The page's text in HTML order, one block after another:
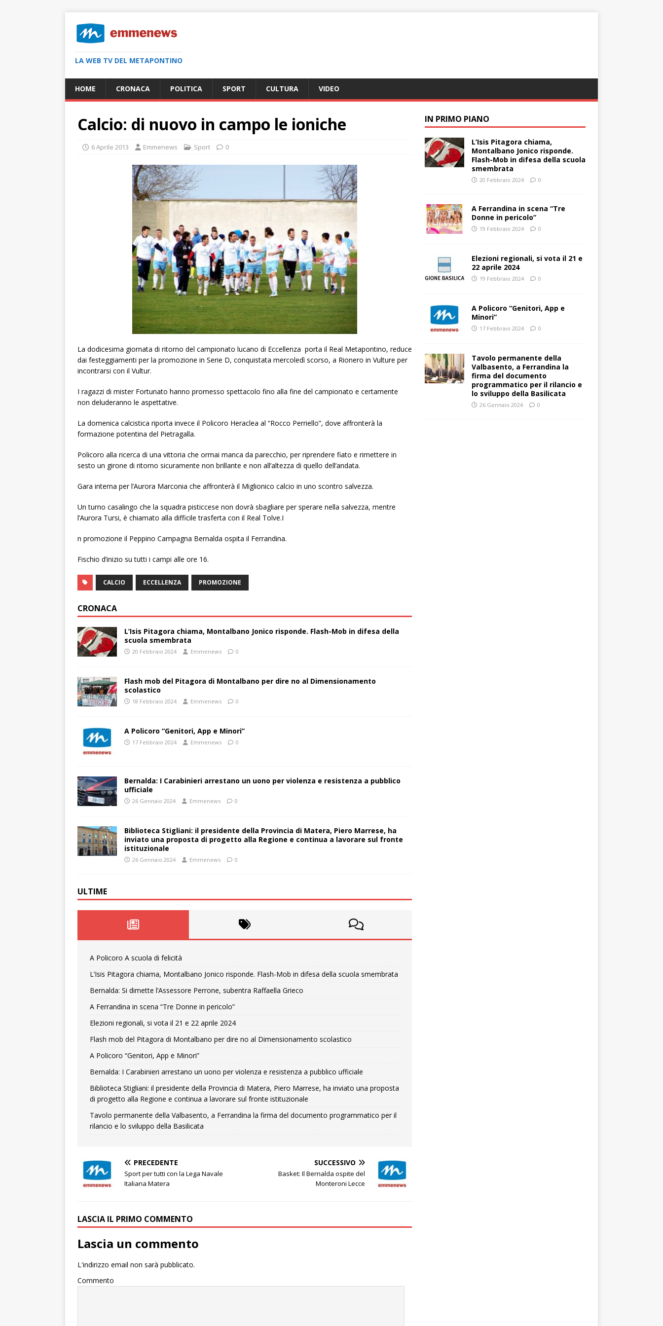
LA WEB TV DEL METAPONTINO
HOME CRONACA POLITICA SPORT CULTURA VIDEO
Calcio: di nuovo in campo le ioniche
6 Aprile 2013 Emmenews Sport 0
La dodicesima giornata di ritorno del campionato lucano di Eccellenza porta il Real Metapontino, reduce
dai festeggiamenti per la promozione in Serie D, conquistata mercoledì scorso, a Rionero in Vulture per
incontrarsi con il Vultur.
I ragazzi di mister Fortunato hanno promesso spettacolo fino alla fine del campionato e certamente
non deluderanno le aspettative.
La domenica calcistica riporta invece il Policoro Heraclea al “Rocco Perriello”, dove affronterà la
formazione potentina del Pietragalla.
Policoro alla ricerca di una vittoria che ormai manca da parecchio, per riprendere fiato e rimettere in
sesto un girone di ritorno sicuramente non brillante e non all’altezza di quello dell’andata.
Gara interna per l’Aurora Marconia che affronterà il Miglionico calcio in uno scontro salvezza.
Un turno casalingo che la squadra pisticcese non dovrà sbagliare per sperare nella salvezza, mentre
l’Aurora Tursi, è chiamato alla difficile trasferta con il Real Tolve.I
n promozione il Peppino Campagna Bernalda ospita il Ferrandina.
Fischio d’inizio su tutti i campi alle ore 16.
CALCIO ECCELLENZA PROMOZIONE
CRONACA
L’Isis Pitagora chiama, Montalbano Jonico risponde. Flash-Mob in difesa della
scuola smembrata
20 Febbraio 2024 Emmenews 0
Flash mob del Pitagora di Montalbano per dire no al Dimensionamento
scolastico
18 Febbraio 2024 Emmenews 0
A Policoro “Genitori, App e Minori”
17 Febbraio 2024 Emmenews 0
Bernalda: I Carabinieri arrestano un uono per violenza e resistenza a pubblico
ufficiale
26 Gennaio 2024 Emmenews 0
Biblioteca Stigliani: il presidente della Provincia di Matera, Piero Marrese, ha
inviato una proposta di progetto alla Regione e continua a lavorare sul fronte
istituzionale
26 Gennaio 2024 Emmenews 0
ULTIME
A Policoro A scuola di felicità
L’Isis Pitagora chiama, Montalbano Jonico risponde. Flash-Mob in difesa della scuola smembrata
Bernalda: Si dimette l’Assessore Perrone, subentra Raffaella Grieco
A Ferrandina in scena “Tre Donne in pericolo”
Elezioni regionali, si vota il 21 e 22 aprile 2024
Flash mob del Pitagora di Montalbano per dire no al Dimensionamento scolastico
A Policoro “Genitori, App e Minori”
Bernalda: I Carabinieri arrestano un uono per violenza e resistenza a pubblico ufficiale
Biblioteca Stigliani: il presidente della Provincia di Matera, Piero Marrese, ha inviato una proposta
di progetto alla Regione e continua a lavorare sul fronte istituzionale
Tavolo permanente della Valbasento, a Ferrandina la firma del documento programmatico per il
rilancio e lo sviluppo della Basilicata
PRECEDENTE
Sport per tutti con la Lega Navale
Italiana Matera
SUCCESSIVO
Basket: Il Bernalda ospite del
Monteroni Lecce
LASCIA IL PRIMO COMMENTO
Lascia un commento
L'indirizzo email non sarà pubblicato.
Commento
IN PRIMO PIANO
L’Isis Pitagora chiama,
Montalbano Jonico risponde.
Flash-Mob in difesa della scuola
smembrata
20 Febbraio 2024 0
A Ferrandina in scena “Tre
Donne in pericolo”
19 Febbraio 2024 0
Elezioni regionali, si vota il 21 e
22 aprile 2024
19 Febbraio 2024 0
A Policoro “Genitori, App e
Minori”
17 Febbraio 2024 0
Tavolo permanente della
Valbasento, a Ferrandina la
firma del documento
programmatico per il rilancio e
lo sviluppo della Basilicata
26 Gennaio 2024 0